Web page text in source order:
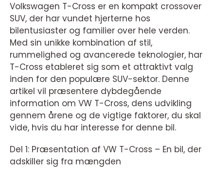
Volkswagen T-Cross er en kompakt crossover
SUV, der har vundet hjerterne hos
bilentusiaster og familier over hele verden.
Med sin unikke kombination af stil,
rummelighed og avancerede teknologier, har
T-Cross etableret sig som et attraktivt valg
inden for den populære SUV-sektor. Denne
artikel vil præsentere dybdegående
information om VW T-Cross, dens udvikling
gennem årene og de vigtige faktorer, du skal
vide, hvis du har interesse for denne bil.
Del 1: Præsentation af VW T-Cross – En bil, der
adskiller sig fra mængden